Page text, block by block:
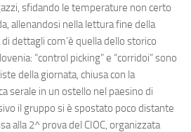
sfidando le temperature non certo
allenandosi nella lettura fine della
di dettagli com’è quella dello storico
“control picking” e “corridoi” sono
della giornata, chiusa con la
serale in un ostello nel paesino di
il gruppo si è spostato poco distante
alla 2^ prova del CIOC, organizzata